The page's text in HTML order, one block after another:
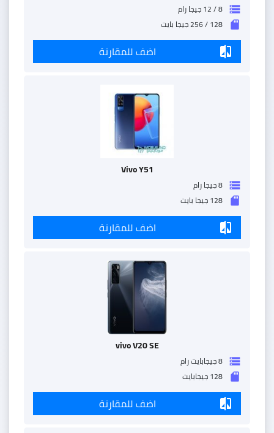
storage 8 / 12 جيجا رام
sd_storage 128 / 256 جيجا بايت
compare اضف للمقارنة
Vivo Y51
storage 8 جيجا رام
sd_storage 128 جيجا بايت
compare اضف للمقارنة
vivo V20 SE
storage 8 جيجابايت رام
sd_storage 128 جيجابايت
compare اضف للمقارنة